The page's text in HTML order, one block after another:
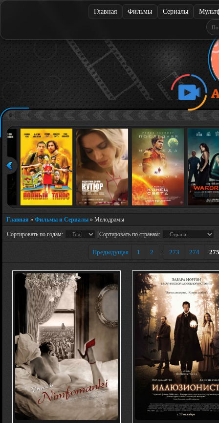
Главная Фильмы Сериалы
Главная » Фильмы и Сериалы » Мелодрамы
Сортировать по годам: ||Сортировать по странам:
Предыдущая 1 2 ... 273 274 275